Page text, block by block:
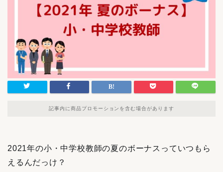
記事内に商品プロモーションを含む場合があります
2021年の小・中学校教師の夏のボーナスっていつもら
えるんだっけ？